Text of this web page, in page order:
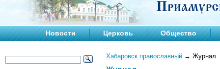
Новости Церковь Общество
Хабаровск православный → Журнал